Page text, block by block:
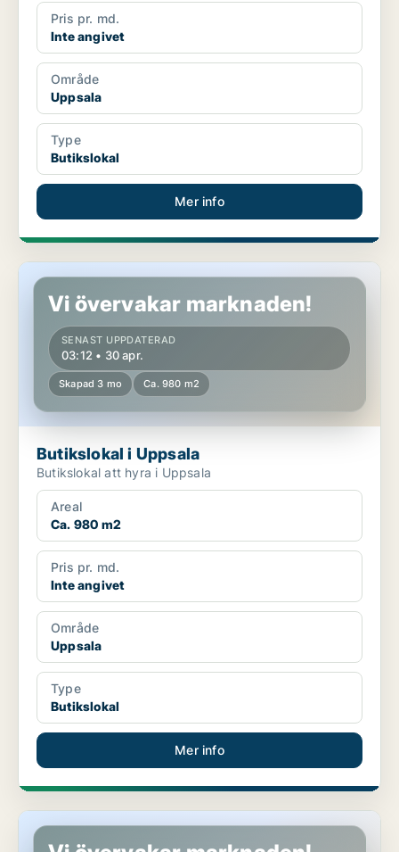
Pris pr. md.
Inte angivet
Område
Uppsala
Type
Butikslokal
Mer info
Butikslokal i Uppsala
Vi övervakar marknaden!
SENAST UPPDATERAD
03:12 • 30 apr.
Skapad 3 mo Ca. 980 m2
Butikslokal i Uppsala
Butikslokal att hyra i Uppsala
Areal
Ca. 980 m2
Pris pr. md.
Inte angivet
Område
Uppsala
Type
Butikslokal
Mer info
Butikslokal i Uppsala